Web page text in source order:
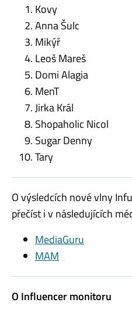
Kovy
Anna Šulc
Mikýř
Leoš Mareš
Domi Alagia
MenT
Jirka Král
Shopaholic Nicol
Sugar Denny
Tary
O výsledcích nové vlny
přečíst i v následujících
MediaGuru
MAM
O Influencer monitoru